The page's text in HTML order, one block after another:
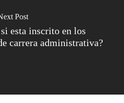
Post
esta inscrito en los
carrera administrativa?